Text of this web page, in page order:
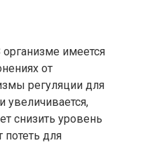
организме имеется
от
регуляции для
снизить уровень
потеть для